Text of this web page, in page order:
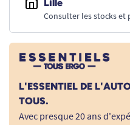
Lille
Consulter les stocks et
L'ESSENTIEL DE
TOUS.
Avec presque 20 ans